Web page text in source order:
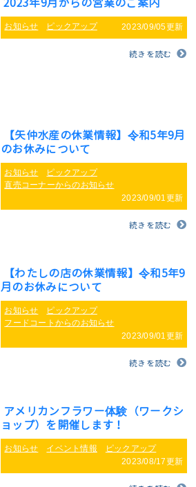
お知らせ ピックアップ 2023/09/05更新
続きを読む
【矢仲水産の休業情報】令和5年9月
のお休みについて
お知らせ
ピックアップ
直売コーナーからのお知らせ
2023/09/01更新
続きを読む
【わたしの店の休業情報】令和5年9
月のお休みについて
お知らせ
ピックアップ
フードコートからのお知らせ
2023/09/01更新
続きを読む
アメリカンフラワー体験（ワークシ
ョップ）を開催します！
お知らせ イベント情報
ピックアップ
2023/08/17更新